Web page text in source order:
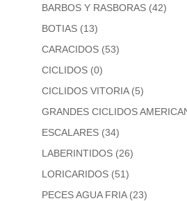
BARBOS Y RASBORAS (42)
BOTIAS (13)
CARACIDOS (53)
CICLIDOS (0)
CICLIDOS VITORIA (5)
GRANDES CICLIDOS
ESCALARES (34)
LABERINTIDOS (26)
LORICARIDOS (51)
PECES AGUA FRIA (23)